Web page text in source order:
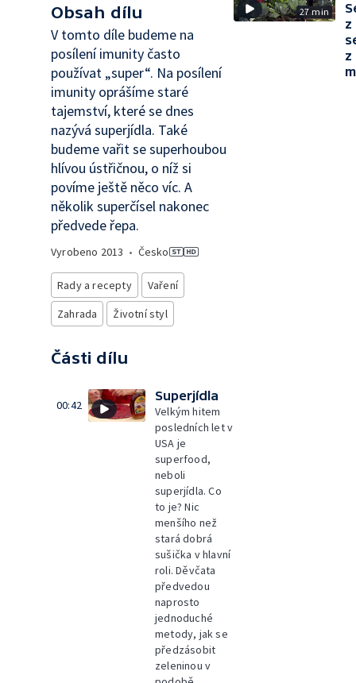
Obsah dílu
V tomto díle budeme na
posílení imunity často
používat „super“. Na posílení
imunity oprášíme staré
tajemství, které se dnes
nazývá superjídla. Také
budeme vařit se superhoubou
hlívou ústřičnou, o níž si
povíme ještě něco víc. A
několik superčísel nakonec
předvede řepa.
Vyrobeno 2013 • Česko
Rady a recepty
Vaření
Zahrada
Životní styl
Části dílu
00:42
Superjídla
Velkým hitem
posledních let v
USA je
superfood,
neboli
superjídla. Co
to je? Nic
menšího než
stará dobrá
sušička v hlavní
roli. Děvčata
předvedou
naprosto
jednoduché
metody, jak se
předzásobit
zeleninou v
27 min
z
z